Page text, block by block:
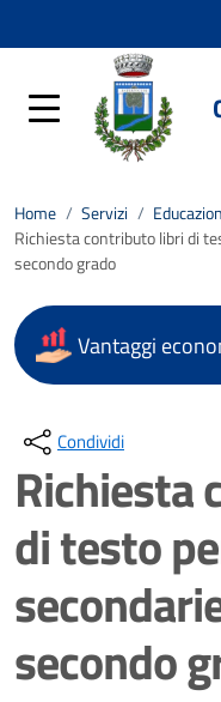
Home / Servizi /
Richiesta contributo libri di
secondo grado
Vantaggi
Condividi
Richiesta
di testo
secondo